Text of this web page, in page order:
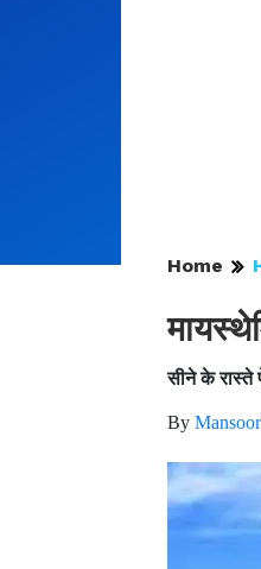
Home
सीने के रास्ते
By